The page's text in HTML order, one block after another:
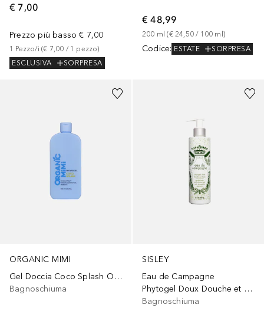
€ 7,00
Prezzo più basso € 7,00
1 Pezzo/i (€ 7,00 / 1 pezzo)
ESCLUSIVA
SORPRESA
€ 48,99
200 ml (€ 24,50 / 100 ml )
Codice: ESTATE SORPRESA
ORGANIC MIMI
Gel Doccia Coco Splash Olio di Cocco, estratto di Papaya, Prebiotico
Bagnoschiuma
SISLEY
Eau de Campagne
Phytogel Doux Douche et Bain
Bagnoschiuma